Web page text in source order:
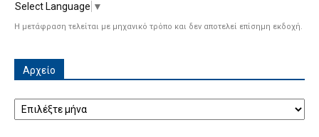
Select Language ▼
Η μετάφραση τελείται με μηχανικό τρόπο και δεν αποτελεί επίσημη εκδοχή.
Αρχείο
Αρχείο